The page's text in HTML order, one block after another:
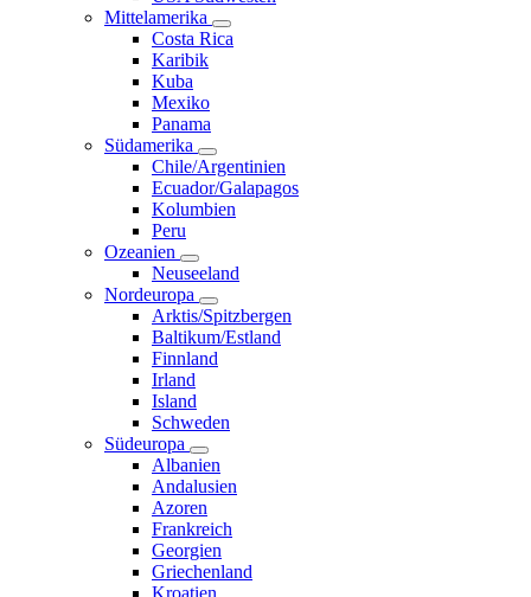
Mittelamerika
Costa Rica
Karibik
Kuba
Mexiko
Panama
Südamerika
Chile/Argentinien
Ecuador/Galapagos
Kolumbien
Peru
Ozeanien
Neuseeland
Nordeuropa
Arktis/Spitzbergen
Baltikum/Estland
Finnland
Irland
Island
Schweden
Südeuropa
Albanien
Andalusien
Azoren
Frankreich
Georgien
Griechenland
Kroatien